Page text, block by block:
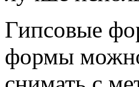
Гипсовые
формы